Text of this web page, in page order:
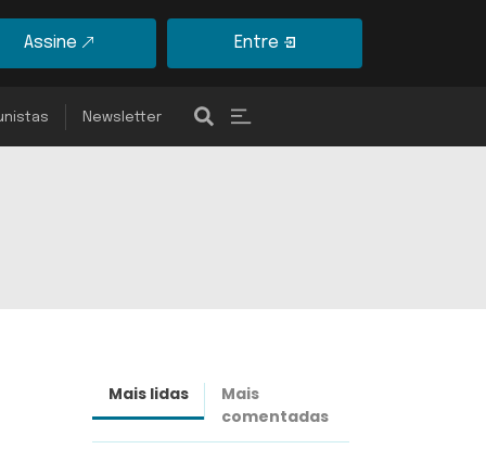
Assine Entre
Newsletter
Mais lidas
Mais
comentadas